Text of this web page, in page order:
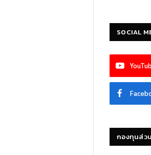
SOCIAL
กองทุนส่ว